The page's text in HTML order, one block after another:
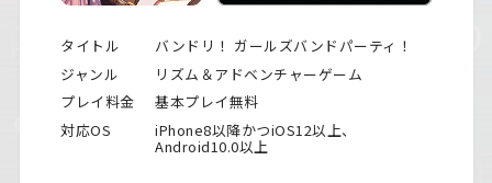
タイトル
バンドリ！ ガールズバンドパーティ！
ジャンル
リズム＆アドベンチャーゲーム
プレイ料金
基本プレイ無料
対応OS
iPhone8以降かつiOS12以上、
Android10.0以上